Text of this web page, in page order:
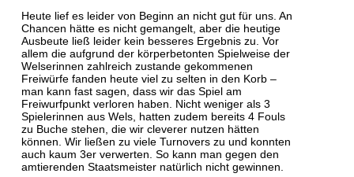
Heute lief es leider von Beginn an nicht gut für uns. An
Chancen hätte es nicht gemangelt, aber die heutige
Ausbeute ließ leider kein besseres Ergebnis zu. Vor
allem die aufgrund der körperbetonten Spielweise der
Welserinnen zahlreich zustande gekommenen
Freiwürfe fanden heute viel zu selten in den Korb –
man kann fast sagen, dass wir das Spiel am
Freiwurfpunkt verloren haben. Nicht weniger als 3
Spielerinnen aus Wels, hatten zudem bereits 4 Fouls
zu Buche stehen, die wir cleverer nutzen hätten
können. Wir ließen zu viele Turnovers zu und konnten
auch kaum 3er verwerten. So kann man gegen den
amtierenden Staatsmeister natürlich nicht gewinnen.